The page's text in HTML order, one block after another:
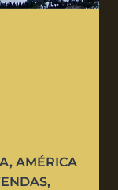
, AMÉRICA
,